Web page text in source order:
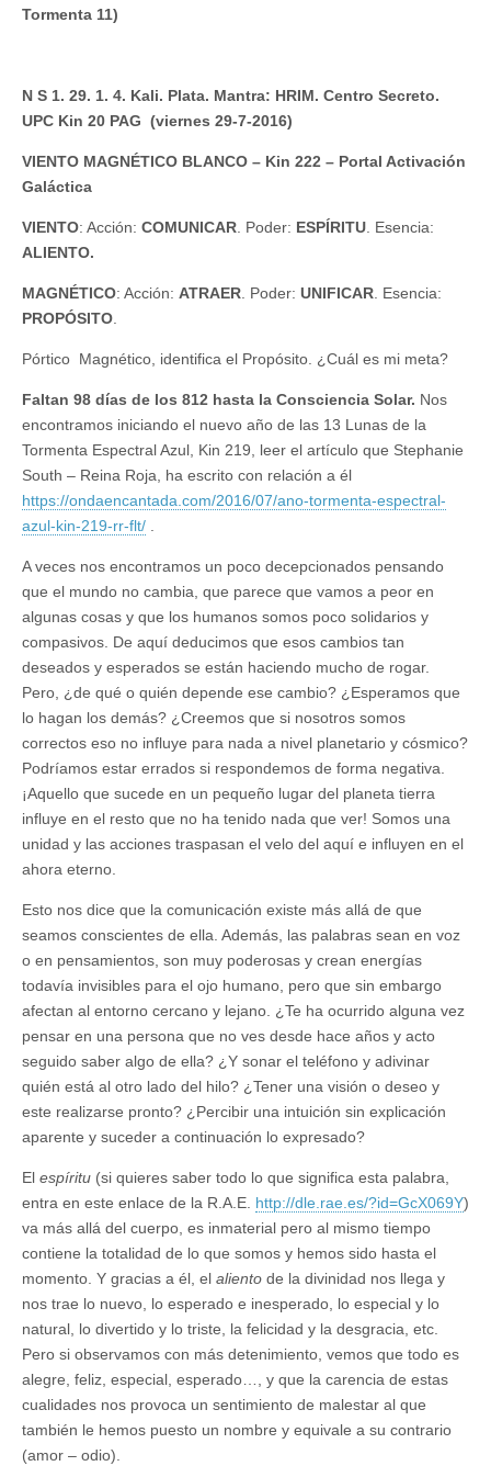
Tormenta 11)
N S 1. 29. 1. 4. Kali. Plata. Mantra: HRIM. Centro Secreto.
UPC Kin 20 PAG (viernes 29-7-2016)
VIENTO MAGNÉTICO BLANCO – Kin 222 – Portal Activación
Galáctica
VIENTO: Acción: COMUNICAR. Poder: ESPÍRITU. Esencia:
ALIENTO.
MAGNÉTICO: Acción: ATRAER. Poder: UNIFICAR. Esencia:
PROPÓSITO.
Pórtico Magnético, identifica el Propósito. ¿Cuál es mi meta?
Faltan 98 días de los 812 hasta la Consciencia Solar. Nos
encontramos iniciando el nuevo año de las 13 Lunas de la
Tormenta Espectral Azul, Kin 219, leer el artículo que Stephanie
South – Reina Roja, ha escrito con relación a él
https://ondaencantada.com/2016/07/ano-tormenta-espectral-
azul-kin-219-rr-flt/ .
A veces nos encontramos un poco decepcionados pensando
que el mundo no cambia, que parece que vamos a peor en
algunas cosas y que los humanos somos poco solidarios y
compasivos. De aquí deducimos que esos cambios tan
deseados y esperados se están haciendo mucho de rogar.
Pero, ¿de qué o quién depende ese cambio? ¿Esperamos que
lo hagan los demás? ¿Creemos que si nosotros somos
correctos eso no influye para nada a nivel planetario y cósmico?
Podríamos estar errados si respondemos de forma negativa.
¡Aquello que sucede en un pequeño lugar del planeta tierra
influye en el resto que no ha tenido nada que ver! Somos una
unidad y las acciones traspasan el velo del aquí e influyen en el
ahora eterno.
Esto nos dice que la comunicación existe más allá de que
seamos conscientes de ella. Además, las palabras sean en voz
o en pensamientos, son muy poderosas y crean energías
todavía invisibles para el ojo humano, pero que sin embargo
afectan al entorno cercano y lejano. ¿Te ha ocurrido alguna vez
pensar en una persona que no ves desde hace años y acto
seguido saber algo de ella? ¿Y sonar el teléfono y adivinar
quién está al otro lado del hilo? ¿Tener una visión o deseo y
este realizarse pronto? ¿Percibir una intuición sin explicación
aparente y suceder a continuación lo expresado?
El espíritu (si quieres saber todo lo que significa esta palabra,
entra en este enlace de la R.A.E. http://dle.rae.es/?id=GcX069Y)
va más allá del cuerpo, es inmaterial pero al mismo tiempo
contiene la totalidad de lo que somos y hemos sido hasta el
momento. Y gracias a él, el aliento de la divinidad nos llega y
nos trae lo nuevo, lo esperado e inesperado, lo especial y lo
natural, lo divertido y lo triste, la felicidad y la desgracia, etc.
Pero si observamos con más detenimiento, vemos que todo es
alegre, feliz, especial, esperado…, y que la carencia de estas
cualidades nos provoca un sentimiento de malestar al que
también le hemos puesto un nombre y equivale a su contrario
(amor – odio).